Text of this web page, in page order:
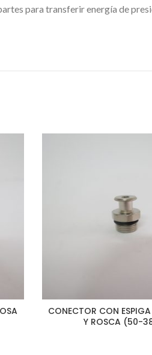
para transferir energía de
CONECTOR CON
Y ROSCA (50-